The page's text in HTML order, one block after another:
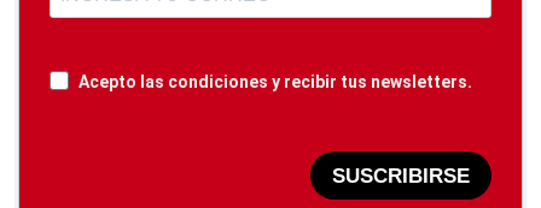
Acepto las condiciones y recibir tus newsletters.
SUSCRIBIRSE